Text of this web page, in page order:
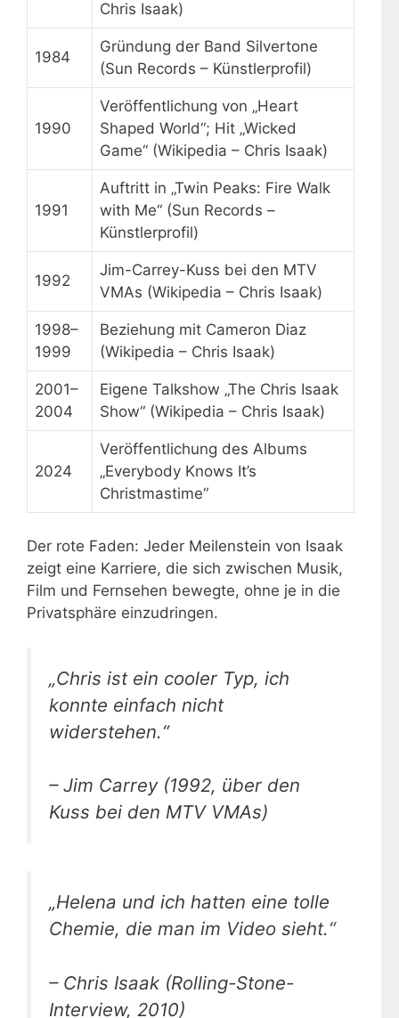
Chris Isaak)
1984
Gründung der Band Silvertone
(Sun Records – Künstlerprofil)
1990
Veröffentlichung von „Heart
Shaped World“; Hit „Wicked
Game“ (Wikipedia – Chris Isaak)
1991
Auftritt in „Twin Peaks: Fire Walk
with Me“ (Sun Records –
Künstlerprofil)
1992
Jim-Carrey-Kuss bei den MTV
VMAs (Wikipedia – Chris Isaak)
1998–
1999
Beziehung mit Cameron Diaz
(Wikipedia – Chris Isaak)
2001–
2004
Eigene Talkshow „The Chris Isaak
Show“ (Wikipedia – Chris Isaak)
2024
Veröffentlichung des Albums
„Everybody Knows It’s
Christmastime“
Der rote Faden: Jeder Meilenstein von Isaak
zeigt eine Karriere, die sich zwischen Musik,
Film und Fernsehen bewegte, ohne je in die
Privatsphäre einzudringen.
„Chris ist ein cooler Typ, ich
konnte einfach nicht
widerstehen.“
– Jim Carrey (1992, über den
Kuss bei den MTV VMAs)
„Helena und ich hatten eine tolle
Chemie, die man im Video sieht.“
– Chris Isaak (Rolling-Stone-
Interview, 2010)